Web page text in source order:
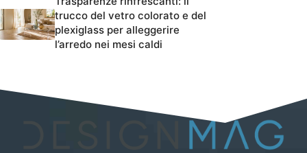
trucco del vetro colorato e del
plexiglass per alleggerire
l’arredo nei mesi caldi